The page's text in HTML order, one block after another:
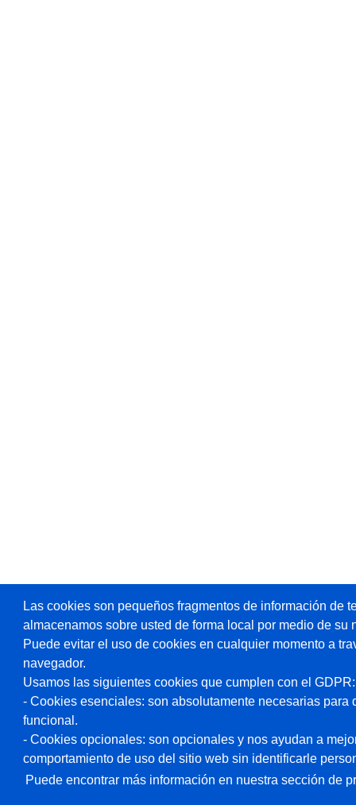
Las cookies son pequeños fragmentos de información de
almacenamos sobre usted de forma local por medio de su
Puede evitar el uso de cookies en cualquier momento a
navegador.
Usamos las siguientes cookies que cumplen con el GDPR:
- Cookies esenciales: son absolutamente necesarias para
funcional.
- Cookies opcionales: son opcionales y nos ayudan a
comportamiento de uso del sitio web sin identificarle
Puede encontrar más información en nuestra sección de